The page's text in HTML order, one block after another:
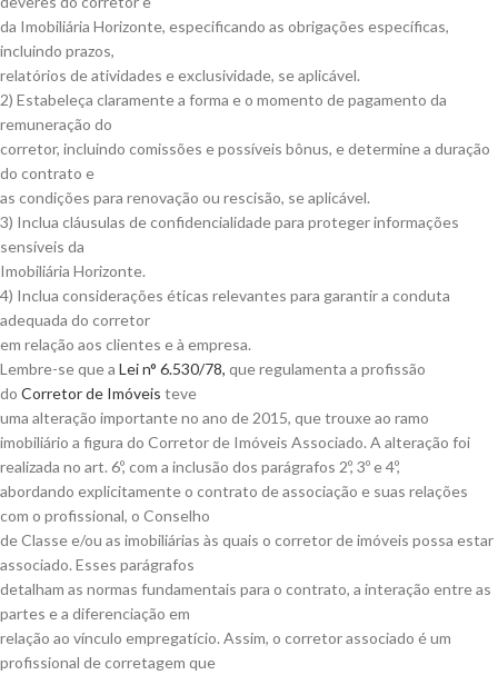
da Imobiliária Horizonte, especificando as obrigações específicas,
incluindo prazos,
relatórios de atividades e exclusividade, se aplicável.
2) Estabeleça claramente a forma e o momento de pagamento da
remuneração do
corretor, incluindo comissões e possíveis bônus, e determine a duração
do contrato e
as condições para renovação ou rescisão, se aplicável.
3) Inclua cláusulas de confidencialidade para proteger informações
sensíveis da
Imobiliária Horizonte.
4) Inclua considerações éticas relevantes para garantir a conduta
adequada do corretor
em relação aos clientes e à empresa.
Lembre-se que a Lei n° 6.530/78, que regulamenta a profissão
do Corretor de Imóveis teve
uma alteração importante no ano de 2015, que trouxe ao ramo
imobiliário a figura do Corretor de Imóveis Associado. A alteração foi
realizada no art. 6º, com a inclusão dos parágrafos 2º, 3º e 4º,
abordando explicitamente o contrato de associação e suas relações
com o profissional, o Conselho
de Classe e/ou as imobiliárias às quais o corretor de imóveis possa estar
associado. Esses parágrafos
detalham as normas fundamentais para o contrato, a interação entre as
partes e a diferenciação em
relação ao vínculo empregatício. Assim, o corretor associado é um
profissional de corretagem que